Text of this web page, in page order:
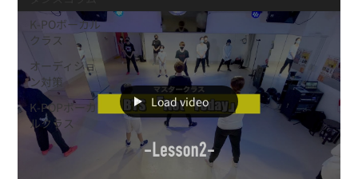
K-POボーカル
クラス
オーディショ
ン対策
K-POPボーカ
ルクラス
Load video